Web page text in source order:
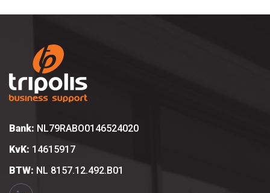
Bank: NL79RABO0146524020
KvK: 14615917
BTW: NL 8157.12.492.B01